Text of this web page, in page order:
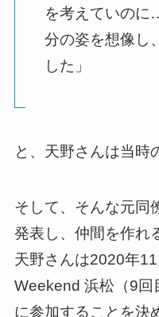
を考えていの
分の姿を想像し
した」
と、天野さんは当時
そして、そんな元同
発表し、仲間を作れ
天野さんは2020年
Weekend 浜松（9回
に参加することを決